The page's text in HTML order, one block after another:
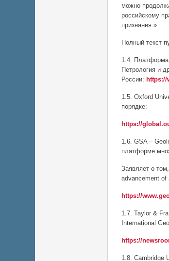
можно
российскому
признания.»
Полный текст
1.4. Платформа
Петрология и
России:
1.5. Oxford
порядке:
https://
1.6. GSA –
платформе
Заявляет о
advancement of
https://
1.7. Taylor &
International
https://
1.8. Cambridge